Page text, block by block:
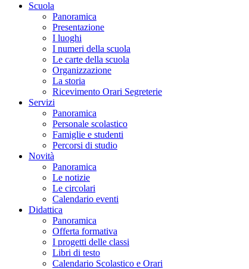
Scuola
Panoramica
Presentazione
I luoghi
I numeri della scuola
Le carte della scuola
Organizzazione
La storia
Ricevimento Orari Segreterie
Servizi
Panoramica
Personale scolastico
Famiglie e studenti
Percorsi di studio
Novità
Panoramica
Le notizie
Le circolari
Calendario eventi
Didattica
Panoramica
Offerta formativa
I progetti delle classi
Libri di testo
Calendario Scolastico e Orari